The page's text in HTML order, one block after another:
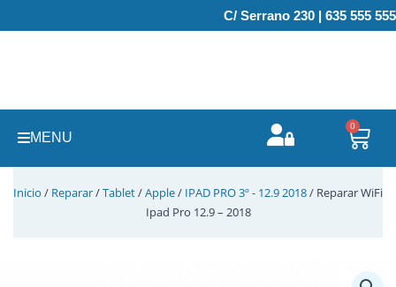
al
C/ Serrano 230 | 635 555 555
MENU
0
Inicio / Reparar/Tablet/Apple/ IPAD PRO 3º - 12.9 2018/ Reparar WiFi
Ipad Pro 12.9 – 2018